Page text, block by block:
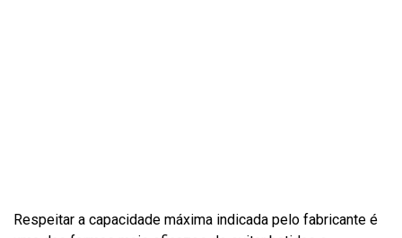
Respeitar a capacidade máxima indicada pelo fabricante é